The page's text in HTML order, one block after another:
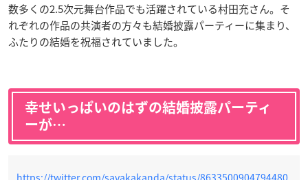
数多くの2.5次元舞台作品でも活躍されている村田充さん。そ
れぞれの作品の共演者の方々も結婚披露パーティーに集まり、
ふたりの結婚を祝福されていました。
幸せいっぱいのはずの結婚披露パーティ
ーが…
https://twitter.com/sayakakanda/status/8633500904794480